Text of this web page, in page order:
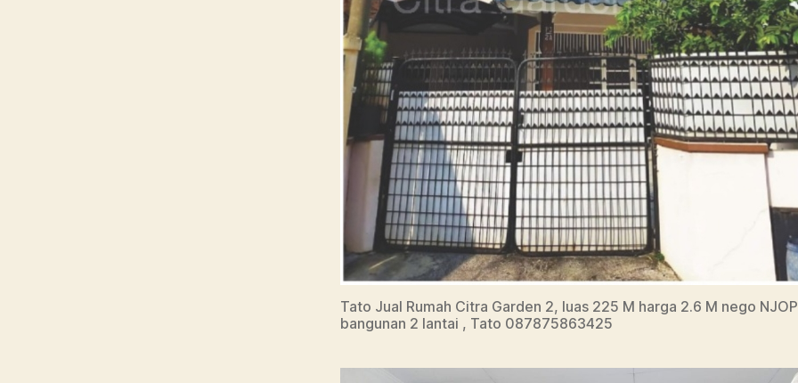
Tato Jual Rumah Citra Garden 2, luas 225 M harga 2.6 M nego
bangunan 2 lantai , Tato 087875863425